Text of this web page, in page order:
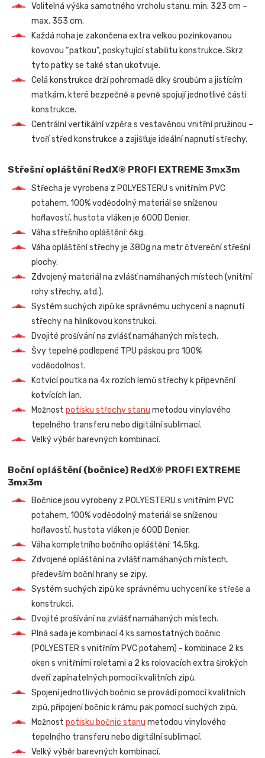
Volitelná výška samotného vrcholu stanu: min. 323 cm –
max. 353 cm.
Každá noha je zakončena extra velkou pozinkovanou
kovovou “patkou”, poskytující stabilitu konstrukce. Skrz
tyto patky se také stan ukotvuje.
Celá konstrukce drží pohromadě díky šroubům a jistícím
matkám, které bezpečně a pevně spojují jednotlivé části
konstrukce.
Centrální vertikální vzpěra s vestavěnou vnitřní pružinou –
tvoří střed konstrukce a zajišťuje ideální napnutí střechy.
Střešní opláštění RedX® PROFI EXTREME 3mx3m
Střecha je vyrobena z POLYESTERU s vnitřním PVC
potahem, 100% voděodolný materiál se sníženou
hořlavostí, hustota vláken je 600D Denier.
Váha střešního opláštění: 6kg.
Váha opláštění střechy je 380g na metr čtvereční střešní
plochy.
Zdvojený materiál na zvlášť namáhaných místech (vnitřní
rohy střechy, atd.).
Systém suchých zipů ke správnému uchycení a napnutí
střechy na hliníkovou konstrukci.
Dvojité prošívání na zvlášť namáhaných místech.
Švy tepelně podlepené TPU páskou pro 100%
voděodolnost.
Kotvící poutka na 4x rozích lemů střechy k připevnění
kotvících lan.
Možnostpotisku střechy stanu metodou vinylového
tepelného transferu nebo digitální sublimací.
Velký výběr barevných kombinací.
Boční opláštění (bočnice) RedX® PROFI EXTREME
3mx3m
Bočnice jsou vyrobeny z POLYESTERU s vnitřním PVC
potahem, 100% voděodolný materiál se sníženou
hořlavostí, hustota vláken je 600D Denier.
Váha kompletního bočního opláštění: 14,5kg.
Zdvojené opláštění na zvlášť namáhaných místech,
především boční hrany se zipy.
Systém suchých zipů ke správnému uchycení ke střeše a
konstrukci.
Dvojité prošívání na zvlášť namáhaných místech.
Plná sada je kombinací 4 ks samostatných bočnic
(POLYESTER s vnitřním PVC potahem) - kombinace 2 ks
oken s vnitřními roletami a 2 ks rolovacích extra širokých
dveří zapínatelných pomocí kvalitních zipů.
Spojení jednotlivých bočnic se provádí pomocí kvalitních
zipů, připojení bočnic k rámu pak pomocí suchých zipů.
Možnostpotisku bočnic stanu metodou vinylového
tepelného transferu nebo digitální sublimací.
Velký výběr barevných kombinací.